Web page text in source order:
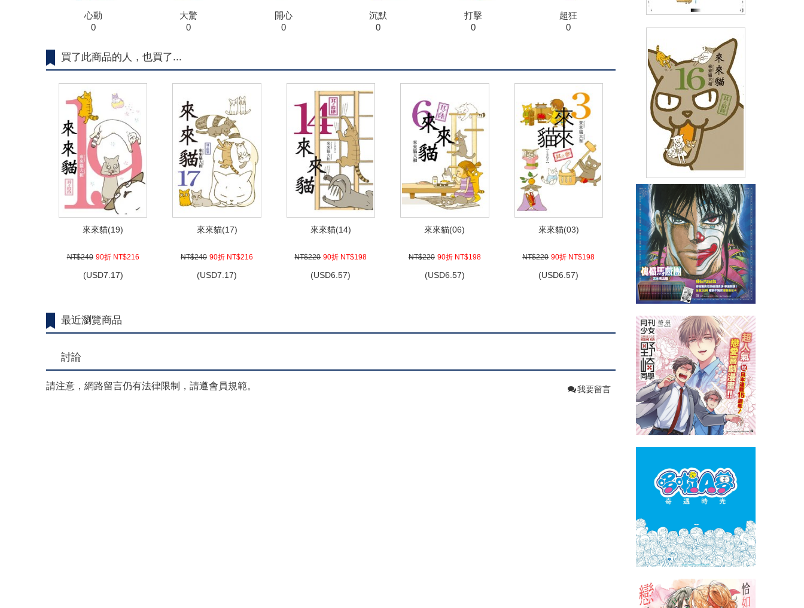
心動
0
大驚
0
開心
0
沉默
0
打擊
0
超狂
0
買了此商品的人，也買了...
來來貓(19)
NT$240 90折 NT$216
(USD7.17)
來來貓(17)
NT$240 90折 NT$216
(USD7.17)
來來貓(14)
NT$220 90折 NT$198
(USD6.57)
來來貓(06)
NT$220 90折 NT$198
(USD6.57)
來來貓(03)
NT$220 90折 NT$198
(USD6.57)
最近瀏覽商品
討論
請注意，網路留言仍有法律限制，請遵會員規範。 我要留言
NT$220 90折 NT$198 (USD6.57)
來來貓(16)
NT$220 90折 NT$198 (USD6.57)